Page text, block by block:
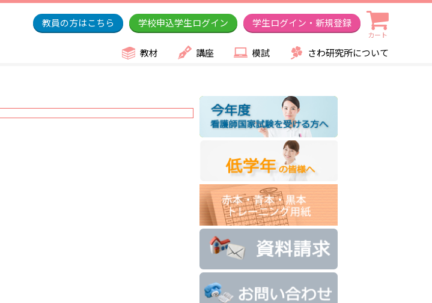
教員の方はこちら 学校申込学生ログイン 学生ログイン・新規登録
カート
教材 講座 模試 さわ研究所について